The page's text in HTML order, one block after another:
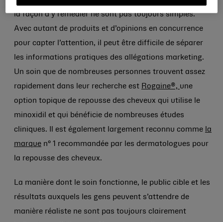
la façon d’y remédier ne sont pas toujours simples.
Avec autant de produits et d’opinions en concurrence
pour capter l’attention, il peut être difficile de séparer
les informations pratiques des allégations marketing.
Un soin que de nombreuses personnes trouvent assez
rapidement dans leur recherche est Rogaine®, une
option topique de repousse des cheveux qui utilise le
minoxidil et qui bénéficie de nombreuses études
cliniques. Il est également largement reconnu comme la
marque n° 1 recommandée par les dermatologues pour
la repousse des cheveux.
La manière dont le soin fonctionne, le public cible et les
résultats auxquels les gens peuvent s’attendre de
manière réaliste ne sont pas toujours clairement